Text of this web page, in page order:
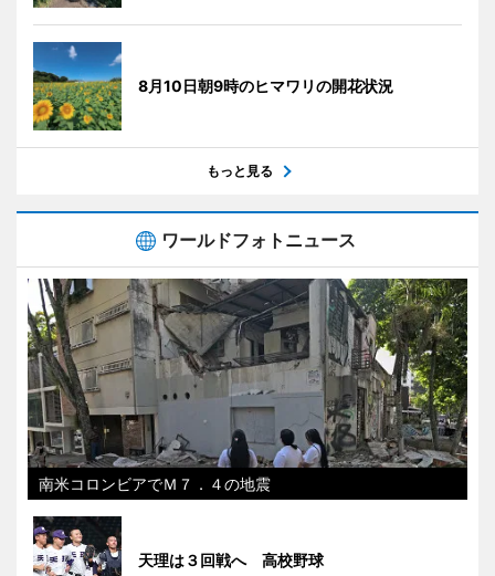
8月10日朝9時のヒマワリの開花状況
もっと見る
ワールドフォトニュース
南米コロンビアでＭ７．４の地震
天理は３回戦へ 高校野球